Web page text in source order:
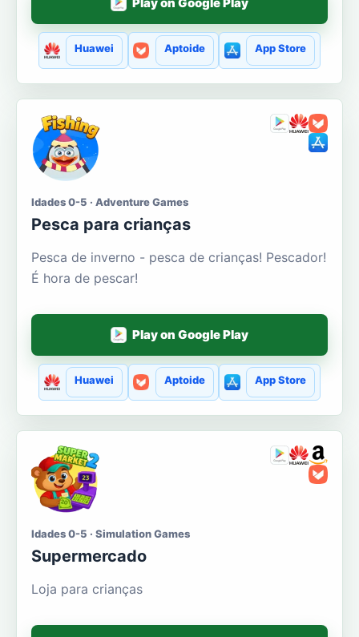
Huawei Aptoide App Store
Idades 0-5 · Adventure Games
Pesca para crianças
Pesca de inverno - pesca de crianças! Pescador!
É hora de pescar!
Play on Google Play
Huawei Aptoide App Store
Idades 0-5 · Simulation Games
Supermercado
Loja para crianças